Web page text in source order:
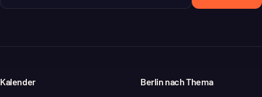
Kalender Berlin nach Thema